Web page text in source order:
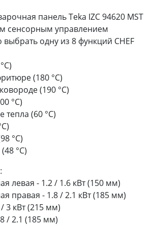
панель Teka IZC 94620 MST
сенсорным управлением
выбрать одну из 8 функций CHEF
(180 °С)
(190 °С)
°С)
тепла (60 °С)
°С)
°С)
левая - 1.2 / 1.6 кВт (150 мм)
правая - 1.8 / 2.1 кВт (185 мм)
3 кВт (215 мм)
/ 2.1 (185 мм)